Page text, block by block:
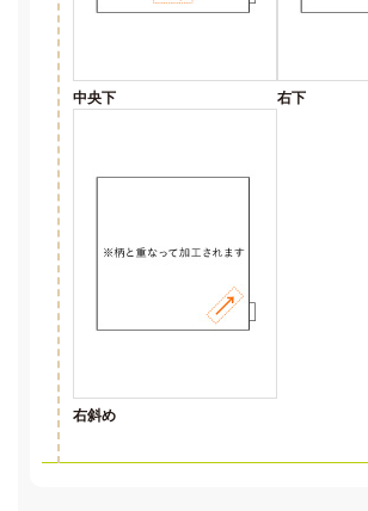
中央下 右下
右斜め